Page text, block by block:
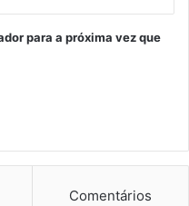
para a próxima vez que
Comentários